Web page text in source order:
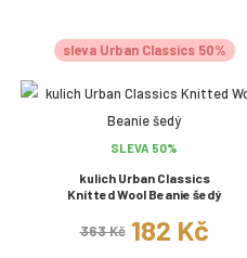
sleva Urban Classics 50%
SLEVA 50%
kulich Urban Classics
Knitted Wool Beanie šedý
363 Kč 182 Kč